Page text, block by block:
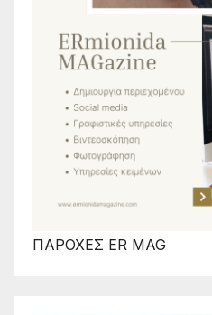
ΠΑΡΟΧΕΣ ER MAG